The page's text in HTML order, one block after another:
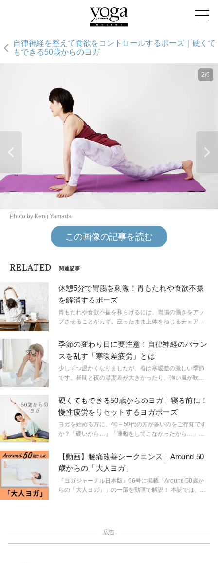
自律神経を整えて食欲をコントロールするポーズ｜硬くて
もできる50歳からのヨガ
2/6
Photo by Kenji Yamada
この画像の記事を読む
RELATED 関連記事
休憩5分で胃腸を刺激！胃もたれや食欲不振
を解消するポーズ
胃もたれや食欲不振を和らげるには、胃腸の働きをアッ
プさせることがカギ。座ったまま上体をねじるチェアヨ
ましょう。会社のデスクではもちろん、トイレでもでき
るので、休憩時間にぜひ。ヨガインストラクターの京乃
ともみ先生に、チェアヨガの三角のポーズを教えていた
だきました。
季節の変わり目に要注意！自律神経のバラン
スを乱す「寒暖差疲労」とは
少しずつ温かくなりましたが、春は寒暖差の激しい季節
です。昼間と夜の温度差が大きかったり、強い風が吹
な気温の変化は私たちの身体だけでなく心にもいろいろ
な影響を与えると言われています。室内と屋外の温度差
や、季節の変わり目の気温の差が引き起こす「寒暖差疲
労」という言葉をご存知ですか？最近疲れやすいと感じ
ることはありませんか？もしかしたらその疲れは寒暖差
ないように、身体の中で起きていることを理解し、ちゃ
んとケアしてあげましょう。
硬くてもできる50歳からのヨガ｜寝る前に！
慢性疲労をリセットするヨガポーズ
ヨガを始める方に、40～50代の方が多いのをご存知です
か？「硬いから…」「運動をしてこなかったから…」と
「スタジオ・ヨギー」でエグゼクティブディレクターを
務めるキミ先生が教えてくれます。年齢を重ねるにつれ
て起こる様々な不調をケアし、健やかな毎日を過ごしま
せんか？
【動画】腰痛改善シークエンス｜Around 50
歳からの「大人ヨガ」
『ヨガジャーナル日本版』66号に掲載「Around 50歳か
らの「大人ヨガ」」の一部を動画で解説！ 本誌では、そ
広告